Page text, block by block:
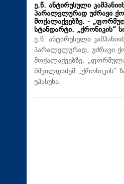
ე.წ. ანტირუსული
პარალელურად უძრავი
მოქალაქეებზე. -
სტანდარტი. „ქრონიკის“
ე.წ. ანტირუსული
პარალელურად, უძრავი
მოქალაქეებზე.
მშვილდაძემ „ქრონიკის“
უპასუხა.